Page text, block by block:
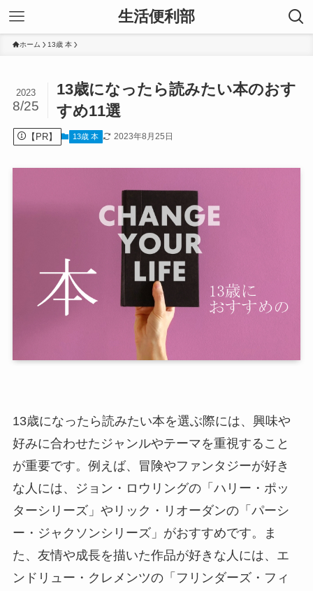
生活便利部
ホーム 13歳 本
13歳になったら読みたい本のおす
すめ11選
2023
8/25
【PR】 13歳 本 2023年8月25日
13歳になったら読みたい本を選ぶ際には、興味や
好みに合わせたジャンルやテーマを重視すること
が重要です。例えば、冒険やファンタジーが好き
な人には、ジョン・ロウリングの「ハリー・ポッ
ターシリーズ」やリック・リオーダンの「パーシ
ー・ジャクソンシリーズ」がおすすめです。ま
た、友情や成長を描いた作品が好きな人には、エ
ンドリュー・クレメンツの「フリンダーズ・フィ